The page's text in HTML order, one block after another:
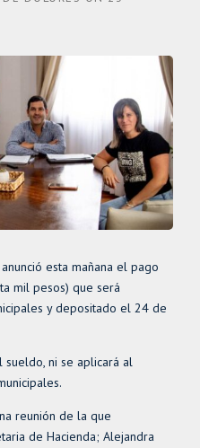
esta mañana el pago
mil pesos) que será
y depositado el 24 de
sueldo, ni se aplicará al
reunión de la que
de Hacienda; Alejandra